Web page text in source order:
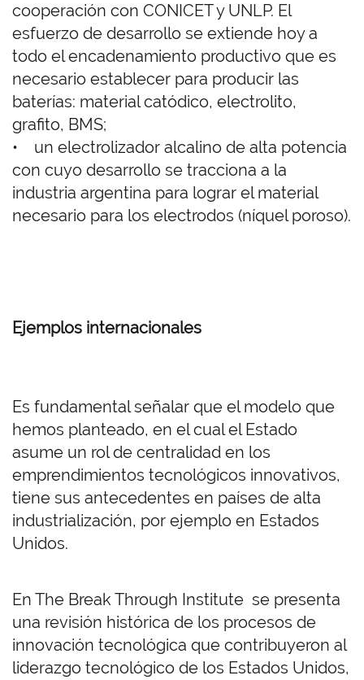
cooperación con CONICET y UNLP. El
esfuerzo de desarrollo se extiende hoy a
todo el encadenamiento productivo que es
necesario establecer para producir las
baterías: material catódico, electrolito,
grafito, BMS;
• un electrolizador alcalino de alta potencia
con cuyo desarrollo se tracciona a la
industria argentina para lograr el material
necesario para los electrodos (níquel poroso).
Ejemplos internacionales
Es fundamental señalar que el modelo que
hemos planteado, en el cual el Estado
asume un rol de centralidad en los
emprendimientos tecnológicos innovativos,
tiene sus antecedentes en países de alta
industrialización, por ejemplo en Estados
Unidos.
En The Break Through Institute se presenta
una revisión histórica de los procesos de
innovación tecnológica que contribuyeron al
liderazgo tecnológico de los Estados Unidos,